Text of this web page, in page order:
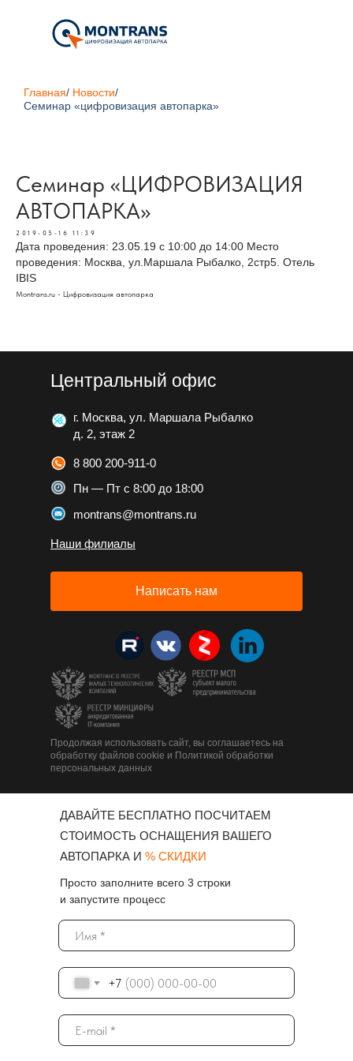
Главная/ Новости/
Семинар «цифровизация автопарка»
Семинар «ЦИФРОВИЗАЦИЯ
АВТОПАРКА»
2019-05-16 11:39
Дата проведения: 23.05.19 с 10:00 до 14:00 Место
проведения: Москва, ул.Маршала Рыбалко, 2стр5. Отель
IBIS
Montrans.ru - Цифровизация автопарка
г. Москва, ул. Маршала Рыбалко
д. 2, этаж 2
Центральный офис
8 800 200-911-0
Пн — Пт с 8:00 до 18:00
montrans@montrans.ru
Наши филиалы
Написать нам
Продолжая использовать сайт, вы соглашаетесь на
обработку файлов cookie и Политикой обработки
персональных данных
ДАВАЙТЕ БЕСПЛАТНО ПОСЧИТАЕМ
СТОИМОСТЬ ОСНАЩЕНИЯ ВАШЕГО
АВТОПАРКА И % СКИДКИ
Просто заполните всего 3 строки
и запустите процесс
+7